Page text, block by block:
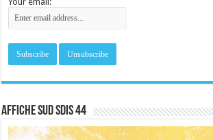
Affiche sud SDIS 44